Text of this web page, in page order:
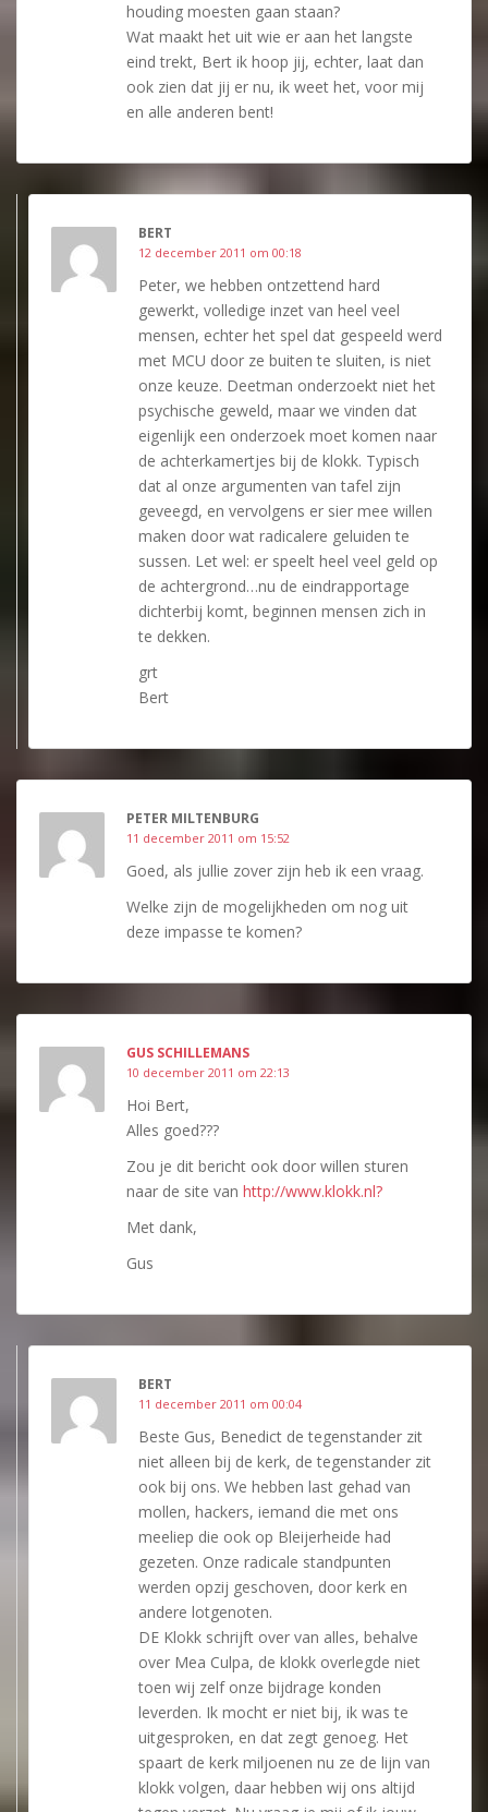
houding moesten gaan staan?
Wat maakt het uit wie er aan het langste
eind trekt, Bert ik hoop jij, echter, laat dan
ook zien dat jij er nu, ik weet het, voor mij
en alle anderen bent!
BERT
12 december 2011 om 00:18
Peter, we hebben ontzettend hard
gewerkt, volledige inzet van heel veel
mensen, echter het spel dat gespeeld werd
met MCU door ze buiten te sluiten, is niet
onze keuze. Deetman onderzoekt niet het
psychische geweld, maar we vinden dat
eigenlijk een onderzoek moet komen naar
de achterkamertjes bij de klokk. Typisch
dat al onze argumenten van tafel zijn
geveegd, en vervolgens er sier mee willen
maken door wat radicalere geluiden te
sussen. Let wel: er speelt heel veel geld op
de achtergrond…nu de eindrapportage
dichterbij komt, beginnen mensen zich in
te dekken.
grt
Bert
PETER MILTENBURG
11 december 2011 om 15:52
Goed, als jullie zover zijn heb ik een vraag.
Welke zijn de mogelijkheden om nog uit
deze impasse te komen?
GUS SCHILLEMANS
10 december 2011 om 22:13
Hoi Bert,
Alles goed???
Zou je dit bericht ook door willen sturen
naar de site van http://www.klokk.nl?
Met dank,
Gus
BERT
11 december 2011 om 00:04
Beste Gus, Benedict de tegenstander zit
niet alleen bij de kerk, de tegenstander zit
ook bij ons. We hebben last gehad van
mollen, hackers, iemand die met ons
meeliep die ook op Bleijerheide had
gezeten. Onze radicale standpunten
werden opzij geschoven, door kerk en
andere lotgenoten.
DE Klokk schrijft over van alles, behalve
over Mea Culpa, de klokk overlegde niet
toen wij zelf onze bijdrage konden
leverden. Ik mocht er niet bij, ik was te
uitgesproken, en dat zegt genoeg. Het
spaart de kerk miljoenen nu ze de lijn van
klokk volgen, daar hebben wij ons altijd